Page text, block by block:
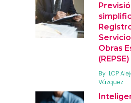
Obras
(REPSE)
By LCP
Vázquez